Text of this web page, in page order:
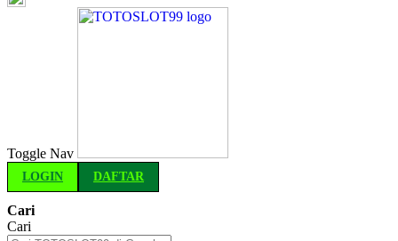
Toggle Nav
LOGIN DAFTAR
Cari
Cari